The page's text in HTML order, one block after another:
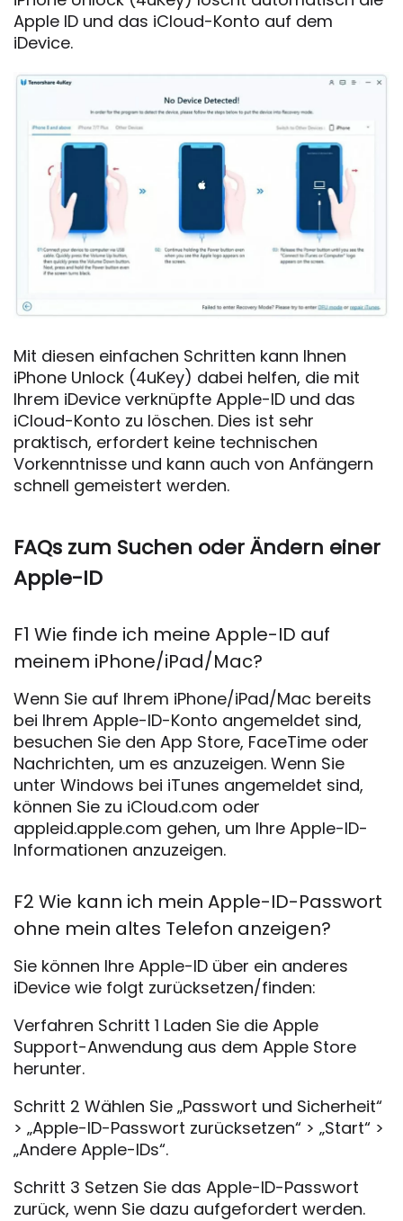
Apple ID und das iCloud-Konto auf dem
iDevice.
Mit diesen einfachen Schritten kann Ihnen
iPhone Unlock (4uKey) dabei helfen, die mit
Ihrem iDevice verknüpfte Apple-ID und das
iCloud-Konto zu löschen. Dies ist sehr
praktisch, erfordert keine technischen
Vorkenntnisse und kann auch von Anfängern
schnell gemeistert werden.
FAQs zum Suchen oder Ändern einer
Apple-ID
F1 Wie finde ich meine Apple-ID auf
meinem iPhone/iPad/Mac?
Wenn Sie auf Ihrem iPhone/iPad/Mac bereits
bei Ihrem Apple-ID-Konto angemeldet sind,
besuchen Sie den App Store, FaceTime oder
Nachrichten, um es anzuzeigen. Wenn Sie
unter Windows bei iTunes angemeldet sind,
können Sie zu iCloud.com oder
appleid.apple.com gehen, um Ihre Apple-ID-
Informationen anzuzeigen.
F2 Wie kann ich mein Apple-ID-Passwort
ohne mein altes Telefon anzeigen?
Sie können Ihre Apple-ID über ein anderes
iDevice wie folgt zurücksetzen/finden:
Verfahren Schritt 1 Laden Sie die Apple
Support-Anwendung aus dem Apple Store
herunter.
Schritt 2 Wählen Sie „Passwort und Sicherheit“
> „Apple-ID-Passwort zurücksetzen“ > „Start“ >
„Andere Apple-IDs“.
Schritt 3 Setzen Sie das Apple-ID-Passwort
zurück, wenn Sie dazu aufgefordert werden.